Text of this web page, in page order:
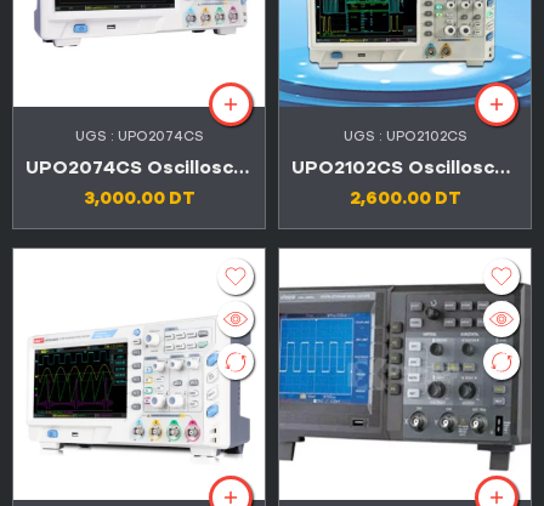
UGS : UPO2074CS
UPO2074CS Oscilloscope numérique Ultra Phosphore 70 mhz 4 Canaux
3,000.00 DT
UGS : UPO2102CS
UPO2102CS Oscilloscope de stockage numérique 2 canaux 100 MHz
2,600.00 DT